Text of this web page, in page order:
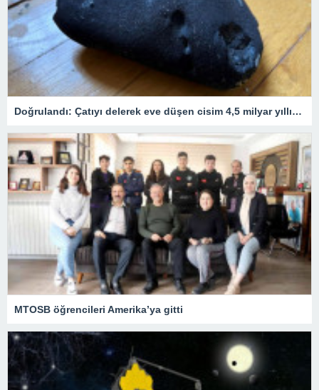
Doğrulandı: Çatıyı delerek eve düşen cisim 4,5 milyar yıllık bir göktaşı!
MTOSB öğrencileri Amerika’ya gitti